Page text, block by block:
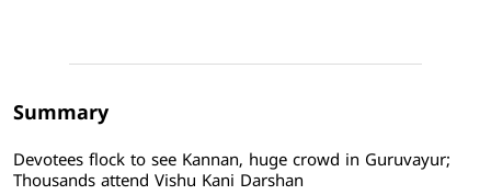
Summary
Devotees flock to see Kannan, huge crowd in Guruvayur;
Thousands attend Vishu Kani Darshan